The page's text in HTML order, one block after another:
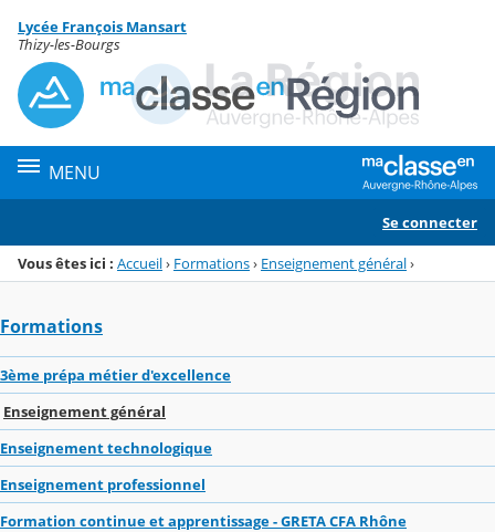
Menu de la rubrique
Contenu
Lycée François Mansart
Thizy-les-Bourgs
MENU
Se connecter
Vous êtes ici : Accueil› Formations› Enseignement général›
Formations
3ème prépa métier d'excellence
Enseignement général
Enseignement technologique
Enseignement professionnel
Formation continue et apprentissage - GRETA CFA Rhône